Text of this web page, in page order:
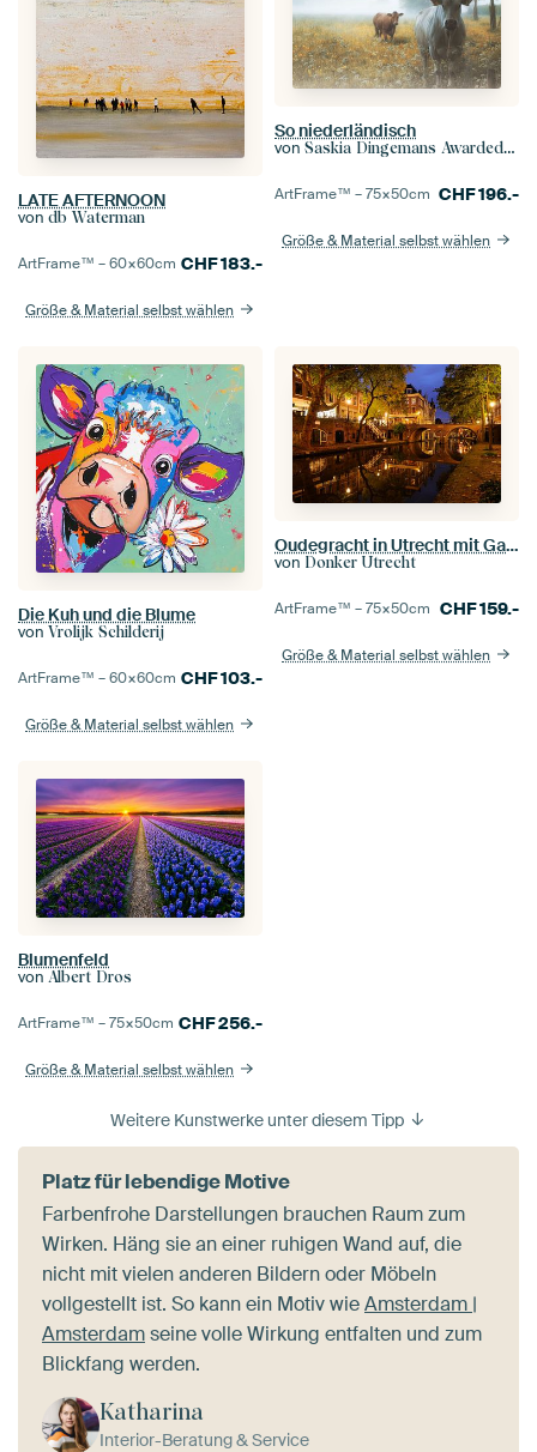
LATE AFTERNOON
von db Waterman
ArtFrame™ –60×60cm CHF183.-
Größe & Material selbst wählen
So niederländisch
von Saskia Dingemans Awarded Photographer
ArtFrame™ –75×50cm CHF196.-
Größe & Material selbst wählen
Die Kuh und die Blume
von Vrolijk Schilderij
ArtFrame™ –60×60cm CHF103.-
Größe & Material selbst wählen
Oudegracht in Utrecht mit Gaardbrug
von Donker Utrecht
ArtFrame™ –75×50cm CHF159.-
Größe & Material selbst wählen
Blumenfeld
von Albert Dros
ArtFrame™ –75×50cm CHF256.-
Größe & Material selbst wählen
Weitere Kunstwerke unter diesem Tipp
Platz für lebendige Motive
Farbenfrohe Darstellungen brauchen Raum zum
Wirken. Häng sie an einer ruhigen Wand auf, die
nicht mit vielen anderen Bildern oder Möbeln
vollgestellt ist. So kann ein Motiv wieAmsterdam |
Amsterdamseine volle Wirkung entfalten und zum
Blickfang werden.
Katharina
Interior-Beratung & Service